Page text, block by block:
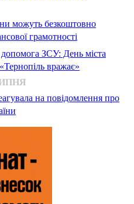
можуть безкоштовно
грамотності
ЗСУ: День міста
вражає»
на повідомлення про